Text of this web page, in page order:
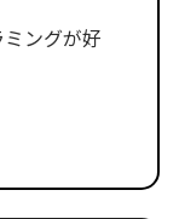
ングが好